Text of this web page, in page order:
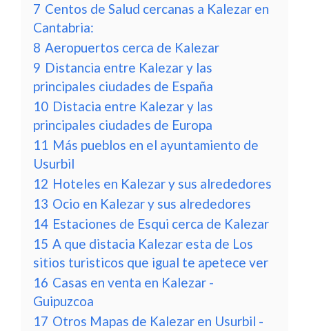
7 Centos de Salud cercanas a Kalezar en
Cantabria:
8 Aeropuertos cerca de Kalezar
9 Distancia entre Kalezar y las
principales ciudades de España
10 Distacia entre Kalezar y las
principales ciudades de Europa
11 Más pueblos en el ayuntamiento de
Usurbil
12 Hoteles en Kalezar y sus alrededores
13 Ocio en Kalezar y sus alrededores
14 Estaciones de Esqui cerca de Kalezar
15 A que distacia Kalezar esta de Los
sitios turisticos que igual te apetece ver
16 Casas en venta en Kalezar -
Guipuzcoa
17 Otros Mapas de Kalezar en Usurbil -